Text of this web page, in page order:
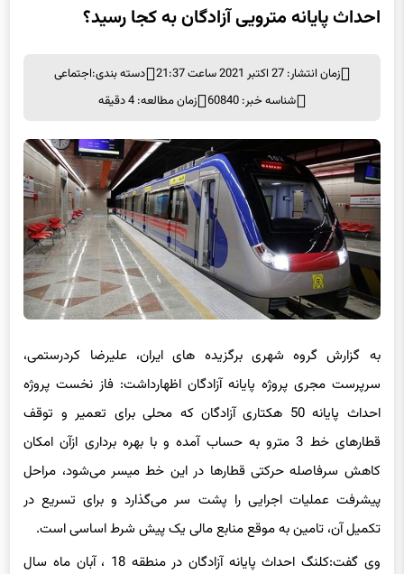
احداث پایانه مترویی آزادگان به کجا رسید؟
زمان انتشار: 27 اکتبر 2021 ساعت 21:37 دسته بندی:اجتماعی
شناسه خبر: 60840
زمان مطالعه: 4 دقیقه
به گزارش گروه شهری برگزیده های ایران، علیرضا کردرستمی،
سرپرست مجری پروژه پایانه آزادگان اظهارداشت: فاز نخست پروژه
احداث پایانه 50 هکتاری آزادگان که محلی برای تعمیر و توقف
قطارهای خط 3 مترو به حساب آمده و با بهره برداری ازآن امکان
کاهش سرفاصله حرکتی قطارها در این خط میسر می‌شود، مراحل
پیشرفت عملیات اجرایی را پشت سر می‌گذارد و برای تسریع در
تکمیل آن، تامین به موقع منابع مالی یک پیش شرط اساسی است.
وی گفت:کلنگ احداث پایانه آزادگان در منطقه 18 ، آبان ماه سال